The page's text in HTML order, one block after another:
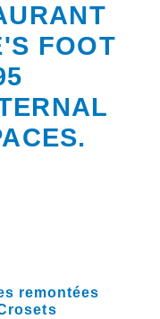
FOOT
remontées